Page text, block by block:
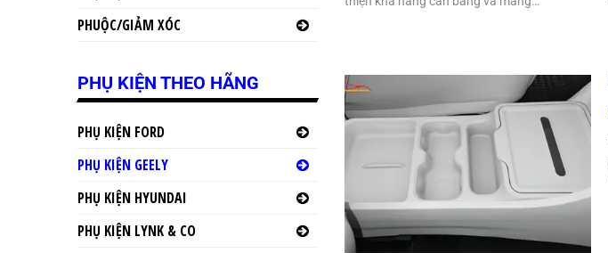
PHUỘC/GIẢM XÓC
PHỤ KIỆN THEO HÃNG
PHỤ KIỆN FORD
PHỤ KIỆN GEELY
PHỤ KIỆN HYUNDAI
PHỤ KIỆN LYNK & CO